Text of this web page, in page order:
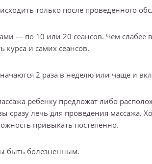
только после проведенного
— по 10 или 20 сеансов. Чем
курса и самих сеансов.
2 раза в неделю или чаще и
ребенку предложат либо
сразу лечь для проведения массажа.
привыкать постепенно.
быть болезненным.